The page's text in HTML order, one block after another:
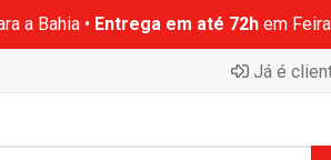
a Bahia • Entrega em até 72hem
Já é